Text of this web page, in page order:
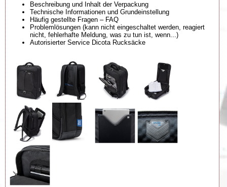
Beschreibung und Inhalt der Verpackung
Technische Informationen und Grundeinstellung
Häufig gestellte Fragen – FAQ
Problemlösungen (kann nicht eingeschaltet werden, reagiert
nicht, fehlerhafte Meldung, was zu tun ist, wenn...)
Autorisierter Service Dicota Rucksäcke